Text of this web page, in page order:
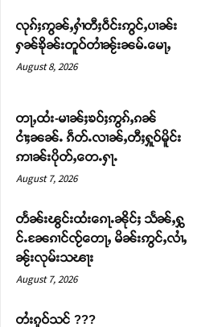
လုၵ်ႈဢွၼ်ႇႁၢႆတီႈဝဵင်းဢွင်ႇပၢၼ်း
ႁၼ်ၶိုၼ်းတူဝ်တၢႆၼႂ်းၼမ်ႉမေႃႇ
August 8, 2026
တႃႇထႆး-မၢၼ်ႈၶဝ်ႈဢွၵ်ႇၵၼ်
ငၢႆႈၼၼ်ႉ ၵဵတ်ႉလၢၼ်ႇတီႈႁူဝ်မိူင်း
ဢၢၼ်းပိုတ်ႇတေႉႁႃႉ
August 7, 2026
တႅၼ်းၽွင်းထႆးၵေႃႉၼိုင်ႈ သႅၼ်ႇႁွ
င်ႉၼႄၵၢင်ၸႂ်တေႃႇ မိၼ်းဢွင်ႇလၢႆႇ
ၼႂ်းလုမ်းသၽႃး
August 7, 2026
တႆးၵူဝ်သင် ???